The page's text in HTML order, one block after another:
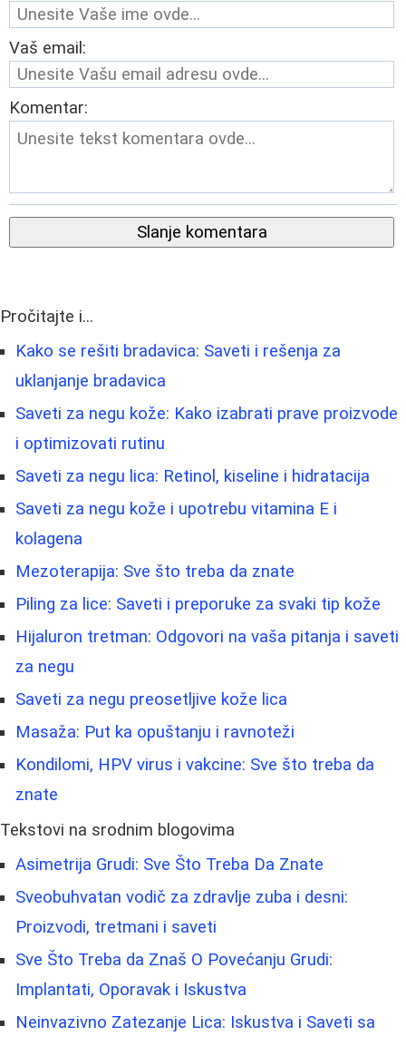
Vaš email:
Komentar:
Slanje komentara
Pročitajte i...
Kako se rešiti bradavica: Saveti i rešenja za
uklanjanje bradavica
Saveti za negu kože: Kako izabrati prave proizvode
i optimizovati rutinu
Saveti za negu lica: Retinol, kiseline i hidratacija
Saveti za negu kože i upotrebu vitamina E i
kolagena
Mezoterapija: Sve što treba da znate
Piling za lice: Saveti i preporuke za svaki tip kože
Hijaluron tretman: Odgovori na vaša pitanja i saveti
za negu
Saveti za negu preosetljive kože lica
Masaža: Put ka opuštanju i ravnoteži
Kondilomi, HPV virus i vakcine: Sve što treba da
znate
Tekstovi na srodnim blogovima
Asimetrija Grudi: Sve Što Treba Da Znate
Sveobuhvatan vodič za zdravlje zuba i desni:
Proizvodi, tretmani i saveti
Sve Što Treba da Znaš O Povećanju Grudi:
Implantati, Oporavak i Iskustva
Neinvazivno Zatezanje Lica: Iskustva i Saveti sa